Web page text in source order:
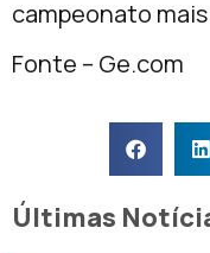
campeonato
Fonte – Ge.com
Últimas